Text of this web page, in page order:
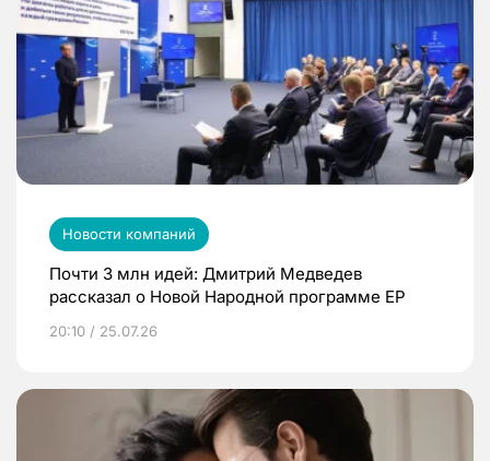
Новости компаний
Почти 3 млн идей: Дмитрий Медведев
рассказал о Новой Народной программе ЕР
20:10 / 25.07.26